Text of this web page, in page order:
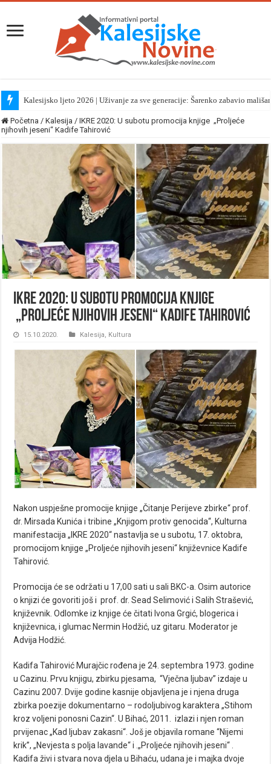
Kalesijsko ljeto 2026 | Uživanje za sve generacije: Šarenko zabavio
Početna / Kalesija / IKRE 2020: U subotu promocija knjige „Proljeće
njihovih jeseni“ Kadife Tahirović
IKRE 2020: U subotu promocija knjige
„Proljeće njihovih jeseni“ Kadife Tahirović
15.10.2020. Kalesija, Kultura
Nakon uspješne promocije knjige „Čitanje Perijeve zbirke“ prof.
dr. Mirsada Kunića i tribine „Knjigom protiv genocida“, Kulturna
manifestacija „IKRE 2020“ nastavlja se u subotu, 17. oktobra,
promocijom knjige „Proljeće njihovih jeseni“ književnice Kadife
Tahirović.
Promocija će se održati u 17,00 sati u sali BKC-a. Osim autorice
o knjizi će govoriti još i prof. dr. Sead Selimović i Salih Strašević,
književnik. Odlomke iz knjige će čitati Ivona Grgić, blogerica i
književnica, i glumac Nermin Hodžić, uz gitaru. Moderator je
Advija Hodžić.
Kadifa Tahirović Murajčic rođena je 24. septembra 1973. godine
u Cazinu. Prvu knjigu, zbirku pjesama, “Vječna ljubav” izdaje u
Cazinu 2007. Dvije godine kasnije objavljena je i njena druga
zbirka poezije dokumentarno – rodoljubivog karaktera „Stihom
kroz voljeni ponosni Cazin“. U Bihać, 2011. izlazi i njen roman
prvijenac „Kad ljubav zakasni“. Još je objavila romane “Nijemi
krik”, „Nevjesta s polja lavande“ i .„Proljeće njihovih jeseni“ .
Kadifa živi i stvara nova djela u Bihaću, udana je i majka dvoje